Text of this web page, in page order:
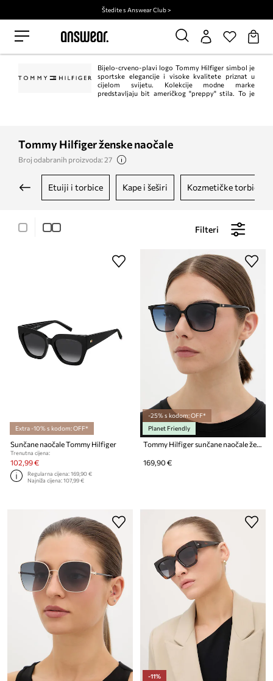
Štedite s Answear Club >
Bijelo-crveno-plavi logo Tommy Hilfiger simbol je
sportske elegancije i visoke kvalitete priznat u
cijelom svijetu. Kolekcije modne marke
predstavljaju bit američkog "preppy" stila. To je
Tommy Hilfiger ženske naočale
Broj odabranih proizvoda: 27
etuiji i torbice kape i šeširi kozmetičke torbice
Filteri
Extra -10% s kodom: OFF*
Sunčane naočale Tommy Hilfiger
Trenutna cijena:
102,99 €
Regularna cijena:169,90 €
Najniža cijena:107,99 €
-25% s kodom: OFF*
Planet Friendly
Tommy Hilfiger sunčane naočale ženske
169,90 €
-11%